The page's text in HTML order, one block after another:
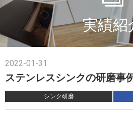
実績紹
2022-01-31
ステンレスシンクの研磨事
シンク研磨